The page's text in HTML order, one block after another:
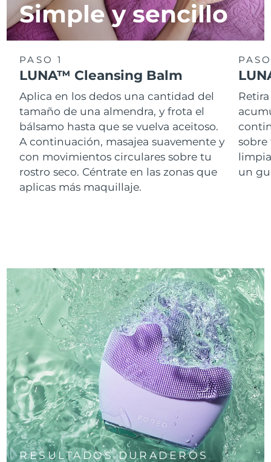
Simple y sencillo
PASO 1
LUNA™ Cleansing Balm
Aplica en los dedos una cantidad del
tamaño de una almendra, y frota el
bálsamo hasta que se vuelva aceitoso.
A continuación, masajea suavemente y
con movimientos circulares sobre tu
rostro seco. Céntrate en las zonas que
aplicas más maquillaje.
un
RESULTADOS DURADEROS